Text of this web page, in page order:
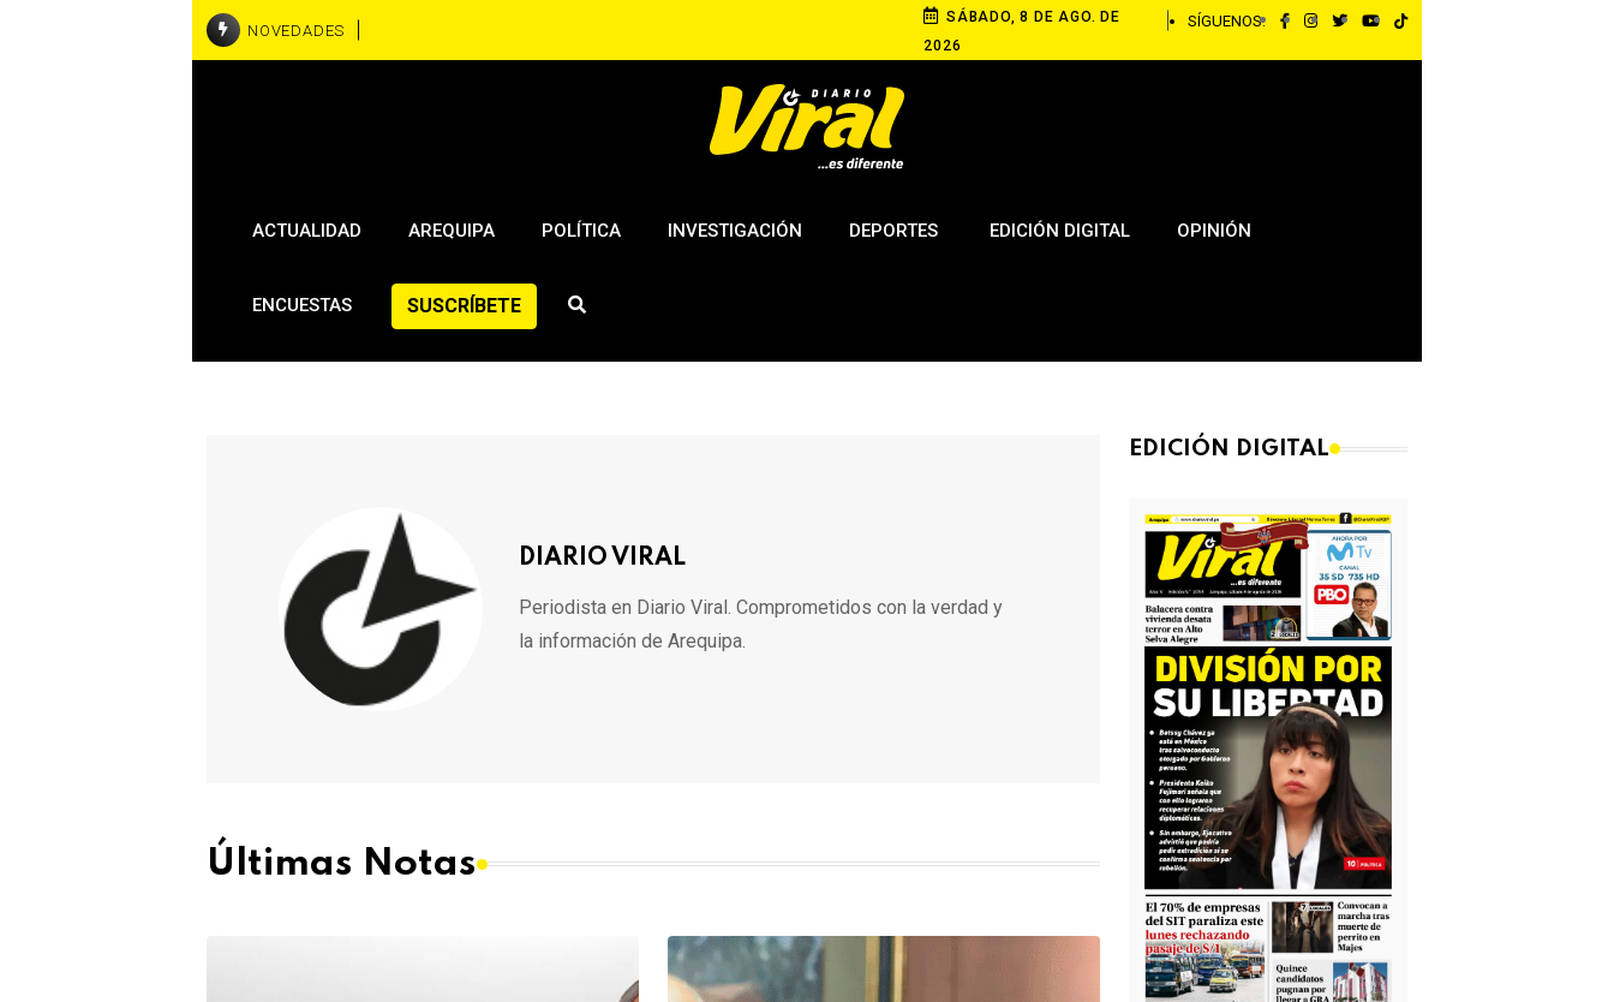
NOVEDADES
SÁBADO, 8 DE AGO. DE
2026
SÍGUENOS:
ACTUALIDAD AREQUIPA POLÍTICA INVESTIGACIÓN DEPORTES EDICIÓN DIGITAL OPINIÓN
ENCUESTAS SUSCRÍBETE
DIARIO VIRAL
Periodista en Diario Viral. Comprometidos con la verdad y
la información de Arequipa.
Últimas Notas
EDICIÓN DIGITAL